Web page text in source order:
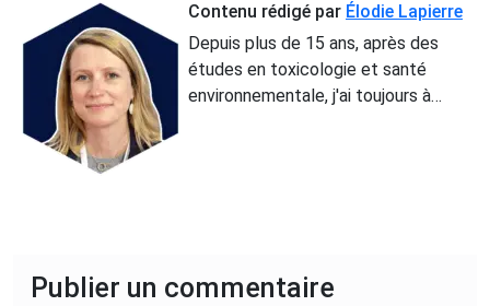
Contenu rédigé par Élodie Lapierre
Depuis plus de 15 ans, après des
études en toxicologie et santé
environnementale, j'ai toujours à
privée. Toutes les recherches
Publier un commentaire